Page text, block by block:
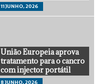
11 JUNHO, 2026
União Europeia aprova
tratamento para o cancro
com injector portátil
8 JUNHO, 2026